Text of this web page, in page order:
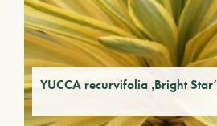
YUCCA recurvifolia ‚Bright Star‘